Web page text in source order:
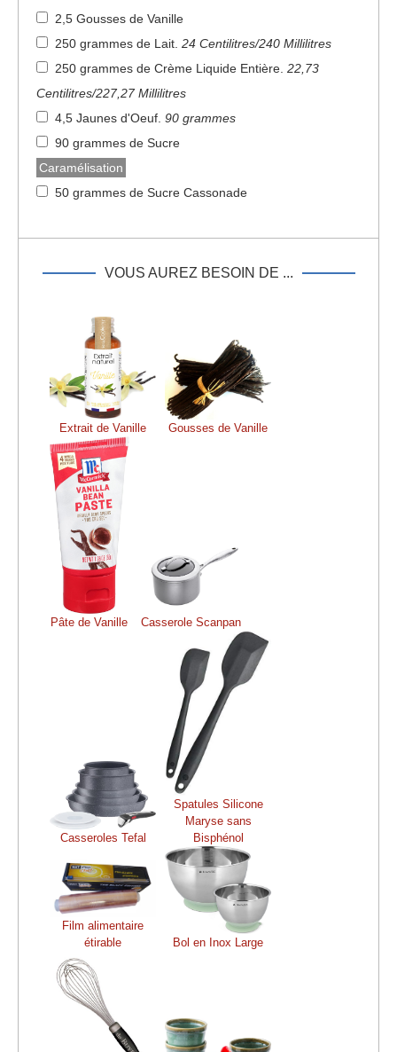
2,5 Gousses de Vanille
250 grammes de Lait 24 Centilitres/240 Millilitres
250 grammes de Crème Liquide Entière 22,73
Centilitres/227,27 Millilitres
4,5 Jaunes d'Oeuf 90 grammes
90 grammes de Sucre
Caramélisation
50 grammes de Sucre Cassonade
VOUS AUREZ BESOIN DE ...
Extrait de Vanille Gousses de Vanille
Pâte de Vanille Casserole Scanpan
Casseroles Tefal
Spatules Silicone
Maryse sans
Bisphénol
Film alimentaire
étirable
Bol en Inox Large